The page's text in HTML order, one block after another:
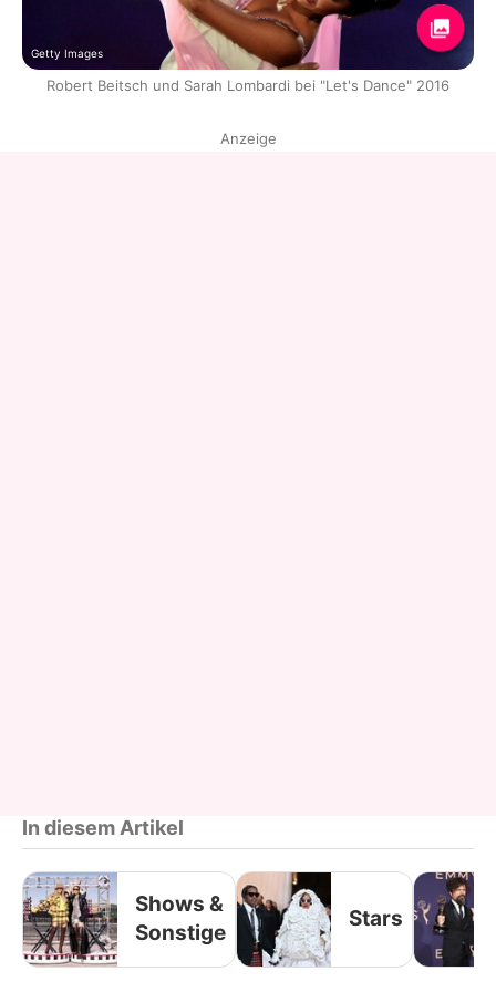
Getty Images
Robert Beitsch und Sarah Lombardi bei "Let's Dance" 2016
Anzeige
In diesem Artikel
Shows &
Sonstige
Stars